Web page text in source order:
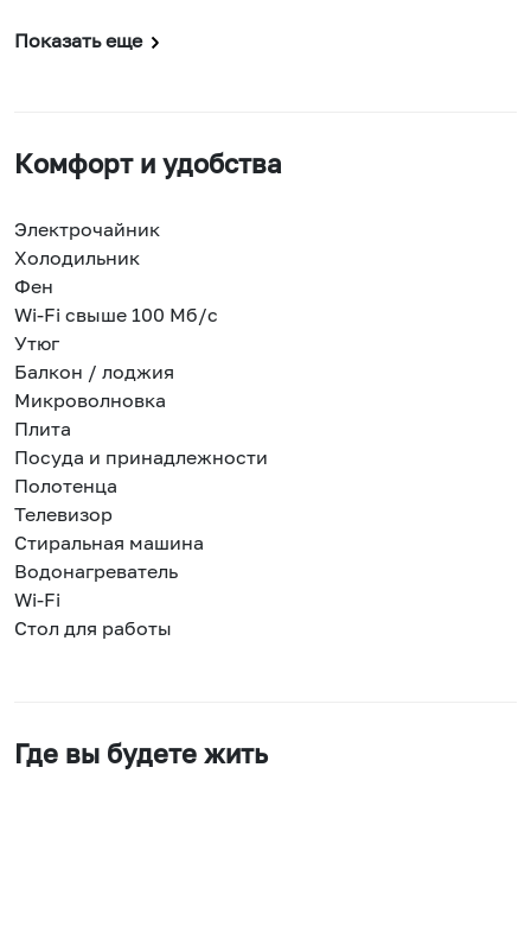
Показать еще
Комфорт и удобства
Электрочайник
Холодильник
Фен
Wi-Fi свыше 100 Мб/с
Утюг
Балкон / лоджия
Микроволновка
Плита
Посуда и принадлежности
Полотенца
Телевизор
Стиральная машина
Водонагреватель
Wi-Fi
Стол для работы
Где вы будете жить